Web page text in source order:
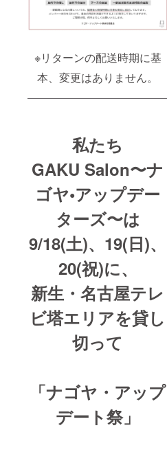
※リターンの配送時期に基
本、変更はありません。
私たち
GAKU Salon〜ナ
ゴヤ•アップデー
ターズ〜は
9/18(土)、19(日)、
20(祝)に、
新生・名古屋テレ
ビ塔エリアを貸し
切って
「ナゴヤ・アップ
デート祭」